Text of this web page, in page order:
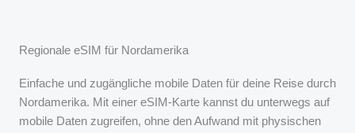
Regionale eSIM für Nordamerika
Einfache und zugängliche mobile Daten für deine Reise durch
Nordamerika. Mit einer eSIM-Karte kannst du unterwegs auf
mobile Daten zugreifen, ohne den Aufwand mit physischen